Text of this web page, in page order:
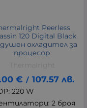
Peerless
120 Digital Black
охладител за
процесор
€ / 107.57 лв.
220 W
2 броя